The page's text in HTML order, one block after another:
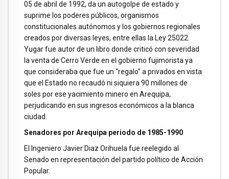
05 de abril de 1992, da un autogolpe de estado y
suprime los poderes públicos, organismos
constitucionales autónomos y los gobiernos regionales
creados por diversas leyes, entre ellas la Ley 25022.
Yugar fue autor de un libro donde criticó con severidad
la venta de Cerro Verde en el gobierno fujimorista ya
que consideraba que fue un “regalo” a privados en vista
que el Estado no recaudó ni siquiera 90 millones de
soles por ese yacimiento minero en Arequipa,
perjudicando en sus ingresos económicos a la blanca
ciudad.
Senadores por Arequipa periodo de 1985-1990
El Ingeniero Javier Diaz Orihuela fue reelegido al
Senado en representación del partido político de Acción
Popular.